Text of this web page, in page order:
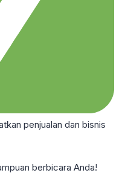
penjualan dan bisnis
berbicara Anda!